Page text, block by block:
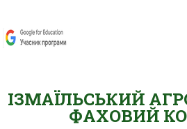
ІЗМАЇЛЬСЬКИЙ
ФАХОВИЙ